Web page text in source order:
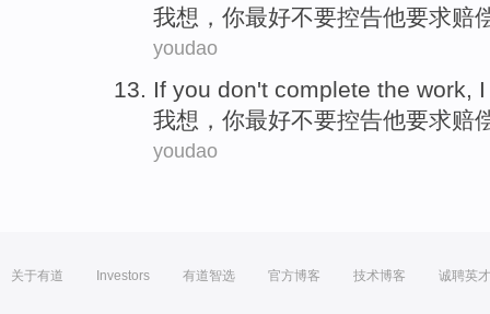
我想， 你最好不要控告他要求赔
youdao
If you don't complete the work, I
我想， 你最好不要控告他要求赔
youdao
关于有道 Investors 有道智选 官方博客 技术博客 诚聘英才